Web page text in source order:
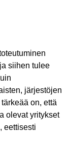
siihen tulee
järjestöjen
on, että
olevat yritykset
eettisesti